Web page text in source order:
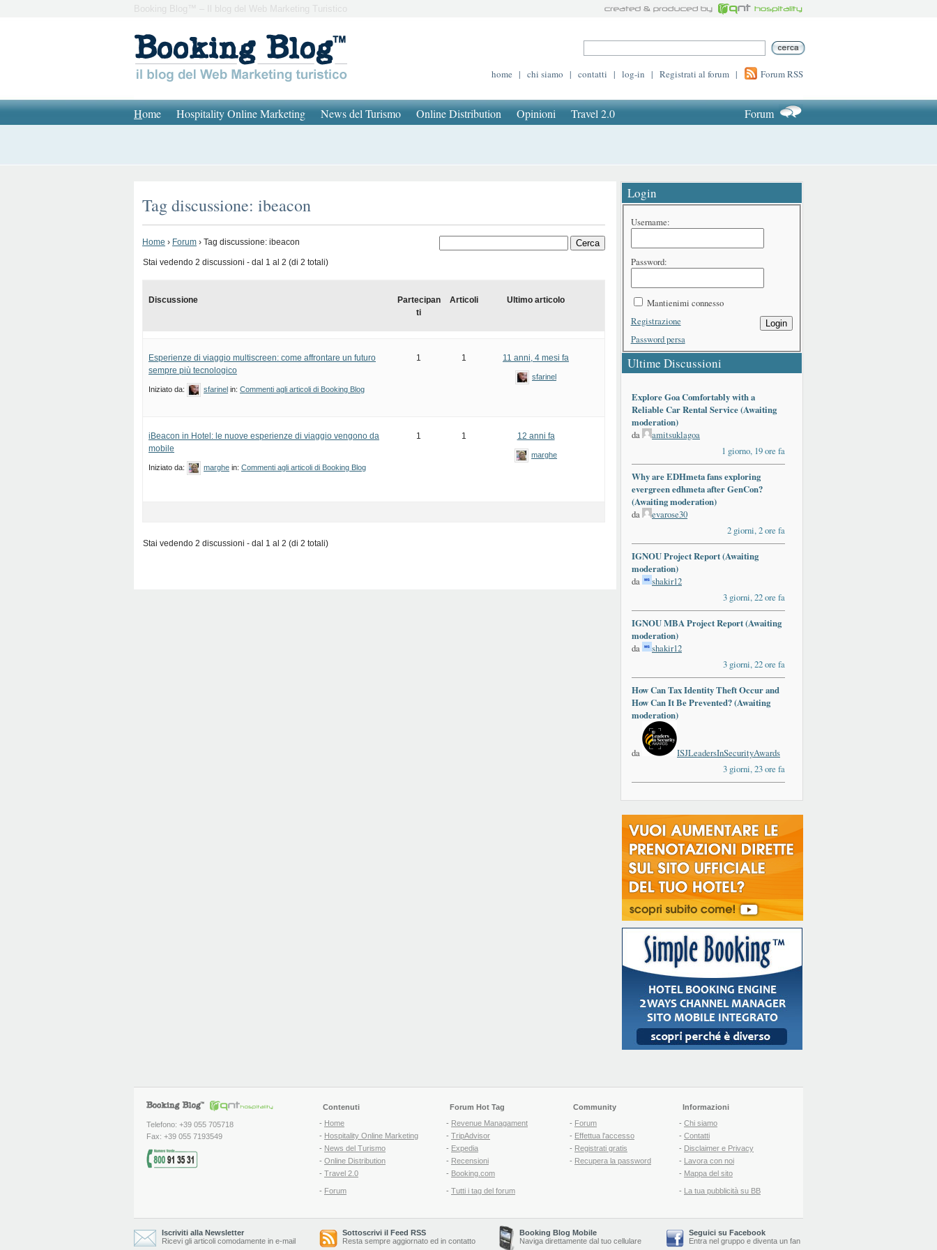
Booking Blog™ – Il blog del Web Marketing Turistico
home | chi siamo | contatti | log-in | Registrati al forum | Forum RSS
Home Hospitality Online Marketing News del Turismo Online Distribution Opinioni Travel 2.0 Forum
Tag discussione: ibeacon
Home › Forum › Tag discussione: ibeacon
Stai vedendo 2 discussioni - dal 1 al 2 (di 2 totali)
Discussione
Partecipan
ti
Articoli Ultimo articolo
Esperienze di viaggio multiscreen: come affrontare un futuro
sempre più tecnologico
Iniziato da: sfarinel in: Commenti agli articoli di Booking Blog
1 1 11 anni, 4 mesi fa
sfarinel
iBeacon in Hotel: le nuove esperienze di viaggio vengono da
mobile
Iniziato da: marghe in: Commenti agli articoli di Booking Blog
1 1 12 anni fa
marghe
Stai vedendo 2 discussioni - dal 1 al 2 (di 2 totali)
Login
Username:
Password:
Mantienimi connesso
Login
Registrazione
Password persa
Ultime Discussioni
Explore Goa Comfortably with a
Reliable Car Rental Service (Awaiting
moderation)
da
amitsuklagoa
1 giorno, 19 ore fa
Why are EDHmeta fans exploring
evergreen edhmeta after GenCon?
(Awaiting moderation)
da
evarose30
2 giorni, 2 ore fa
IGNOU Project Report (Awaiting
moderation)
da
shakir12
3 giorni, 22 ore fa
IGNOU MBA Project Report (Awaiting
moderation)
da
shakir12
3 giorni, 22 ore fa
How Can Tax Identity Theft Occur and
How Can It Be Prevented? (Awaiting
moderation)
da
ISJLeadersInSecurityAwards
3 giorni, 23 ore fa
Telefono: +39 055 705718
Fax: +39 055 7193549
Contenuti
- Home
- Hospitality Online Marketing
- News del Turismo
- Online Distribution
- Travel 2.0
- Forum
Forum Hot Tag
- Revenue Managament
- TripAdvisor
- Expedia
- Recensioni
- Booking.com
- Tutti i tag del forum
Community
- Forum
- Effettua l'accesso
- Registrati gratis
- Recupera la password
Informazioni
- Chi siamo
- Contatti
- Disclaimer e Privacy
- Lavora con noi
- Mappa del sito
- La tua pubblicità su BB
Iscriviti alla Newsletter
Ricevi gli articoli comodamente in e-mail
Sottoscrivi il Feed RSS
Resta sempre aggiornato ed in contatto
Booking Blog Mobile
Naviga direttamente dal tuo cellulare
Seguici su Facebook
Entra nel gruppo e diventa un fan